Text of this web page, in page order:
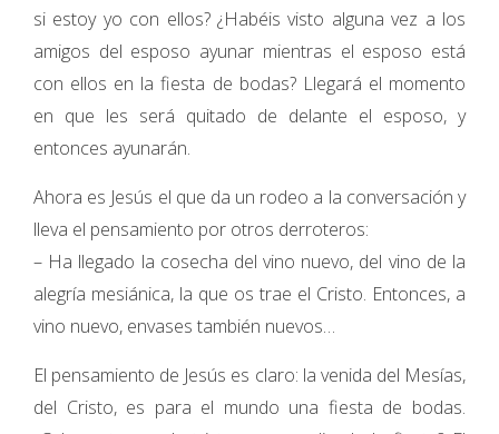
si estoy yo con ellos? ¿Habéis visto alguna vez a los
amigos del esposo ayunar mientras el esposo está
con ellos en la fiesta de bodas? Llegará el momento
en que les será quitado de delante el esposo, y
entonces ayunarán.
Ahora es Jesús el que da un rodeo a la conversación y
lleva el pensamiento por otros derroteros:
– Ha llegado la cosecha del vino nuevo, del vino de la
alegría mesiánica, la que os trae el Cristo. Entonces, a
vino nuevo, envases también nuevos…
El pensamiento de Jesús es claro: la venida del Mesías,
del Cristo, es para el mundo una fiesta de bodas.